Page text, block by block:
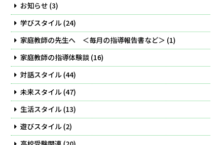
お知らせ (3)
学びスタイル (24)
家庭教師の先生へ ＜毎月の指導報告書など＞ (1)
家庭教師の指導体験談 (16)
対話スタイル (44)
未来スタイル (47)
生活スタイル (13)
遊びスタイル (2)